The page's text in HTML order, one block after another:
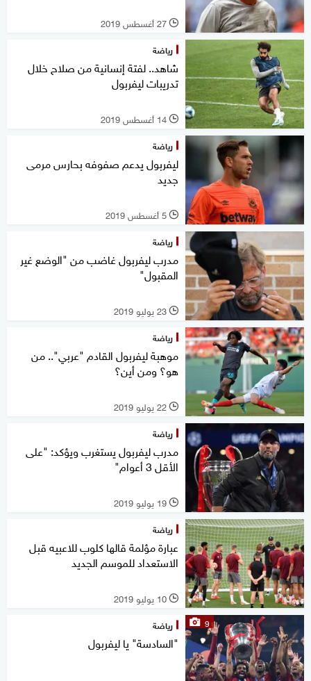
l 27 أغسطس 2019
رياضة
شاهد.. لفتة إنسانية من صلاح خلال
تدريبات ليفربول
l 14 أغسطس 2019
رياضة
ليفربول يدعم صفوفه بحارس مرمى
جديد
l 5 أغسطس 2019
رياضة
مدرب ليفربول غاضب من "الوضع غير
المقبول"
l 23 يوليو 2019
رياضة
موهبة ليفربول القادم "عربي".. من
هو؟ ومن أين؟
l 22 يوليو 2019
رياضة
مدرب ليفربول يستغرب ويؤكد: "على
الأقل 3 أعوام"
l 19 يوليو 2019
رياضة
عبارة مؤلمة قالها كلوب للاعبيه قبل
الاستعداد للموسم الجديد
l 10 يوليو 2019
9 رياضة
"السادسة" يا ليفربول